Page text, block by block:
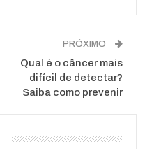
PRÓXIMO
Qual é o câncer mais
difícil de detectar?
Saiba como prevenir